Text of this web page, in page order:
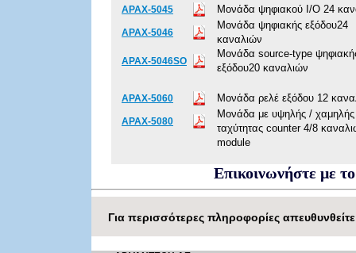
APAX-5045 Μονάδα ψηφιακού I/O 24
APAX-5046
Μονάδα ψηφιακής εξόδου24
καναλιών
APAX-5046SO
Μονάδα source-type
εξόδου20 καναλιών
APAX-5060 Μονάδα ρελέ εξόδου 12
APAX-5080
Μονάδα με υψηλής / χαμηλής
ταχύτητας counter 4/8
module
Επικοινωνήστε με
Για περισσότερες πληροφορίες